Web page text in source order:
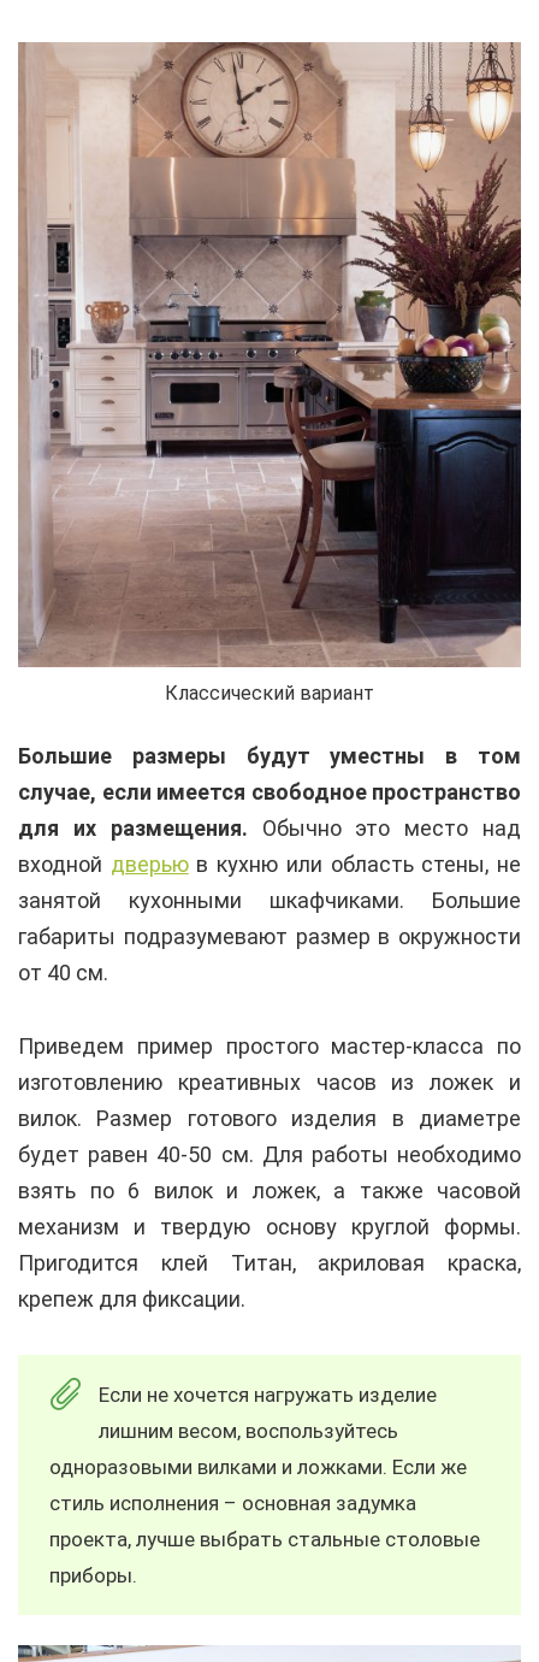
Классический вариант
Большие размеры будут уместны в том
случае, если имеется свободное пространство
для их размещения. Обычно это место над
входной дверьюв кухню или область стены, не
занятой кухонными шкафчиками. Большие
габариты подразумевают размер в окружности
от 40 см.
Приведем пример простого мастер-класса по
изготовлению креативных часов из ложек и
вилок. Размер готового изделия в диаметре
будет равен 40-50 см. Для работы необходимо
взять по 6 вилок и ложек, а также часовой
механизм и твердую основу круглой формы.
Пригодится клей Титан, акриловая краска,
крепеж для фиксации.
Если не хочется нагружать изделие
лишним весом, воспользуйтесь
одноразовыми вилками и ложками. Если же
стиль исполнения – основная задумка
проекта, лучше выбрать стальные столовые
приборы.